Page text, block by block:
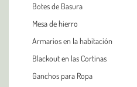
Botes de Basura
Mesa de hierro
Armarios en la habitación
Blackout en las Cortinas
Ganchos para Ropa